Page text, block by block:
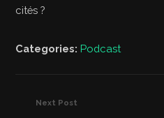
cités ?
Categories:Podcast
Next Post